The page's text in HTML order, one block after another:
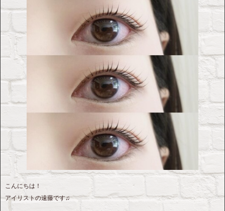
こんにちは！
アイリストの遠藤です♫